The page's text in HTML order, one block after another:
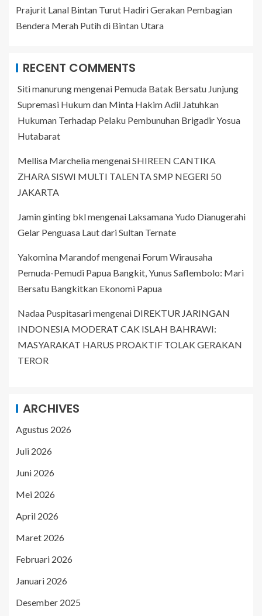
Prajurit Lanal Bintan Turut Hadiri Gerakan Pembagian
Bendera Merah Putih di Bintan Utara
RECENT COMMENTS
Siti manurungmengenai Pemuda Batak Bersatu Junjung
Supremasi Hukum dan Minta Hakim Adil Jatuhkan
Hukuman Terhadap Pelaku Pembunuhan Brigadir Yosua
Hutabarat
Mellisa MarcheliamengenaiSHIREEN CANTIKA
ZHARA SISWI MULTI TALENTA SMP NEGERI 50
JAKARTA
Jamin ginting bklmengenai Laksamana Yudo Dianugerahi
Gelar Penguasa Laut dari Sultan Ternate
Yakomina Marandofmengenai Forum Wirausaha
Pemuda-Pemudi Papua Bangkit, Yunus Saflembolo: Mari
Bersatu Bangkitkan Ekonomi Papua
Nadaa Puspitasarimengenai DIREKTUR JARINGAN
INDONESIA MODERAT CAK ISLAH BAHRAWI:
MASYARAKAT HARUS PROAKTIF TOLAK GERAKAN
TEROR
ARCHIVES
Agustus 2026
Juli 2026
Juni 2026
Mei 2026
April 2026
Maret 2026
Februari 2026
Januari 2026
Desember 2025